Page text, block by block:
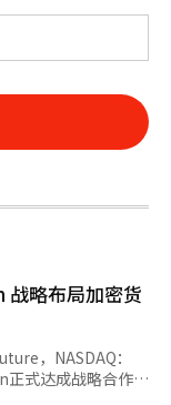
战略布局加密货
，NASDAQ：
正式达成战略合作协
资产生态系统建